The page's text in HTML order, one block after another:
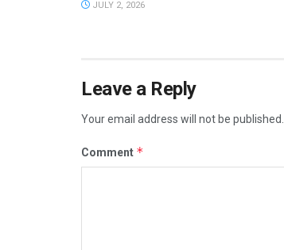
JULY 2, 2026
Leave a Reply
Your email address will not be published.
Comment *